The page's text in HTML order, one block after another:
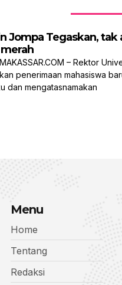
Jompa Tegaskan,
– Rektor
penerimaan mahasiswa
dan mengatasnamakan
Menu
Home
Tentang
Redaksi